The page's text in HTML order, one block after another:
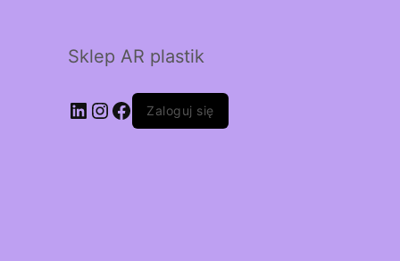
Sklep AR plastik
LinkedIn
Instagram
Facebook
Zaloguj się